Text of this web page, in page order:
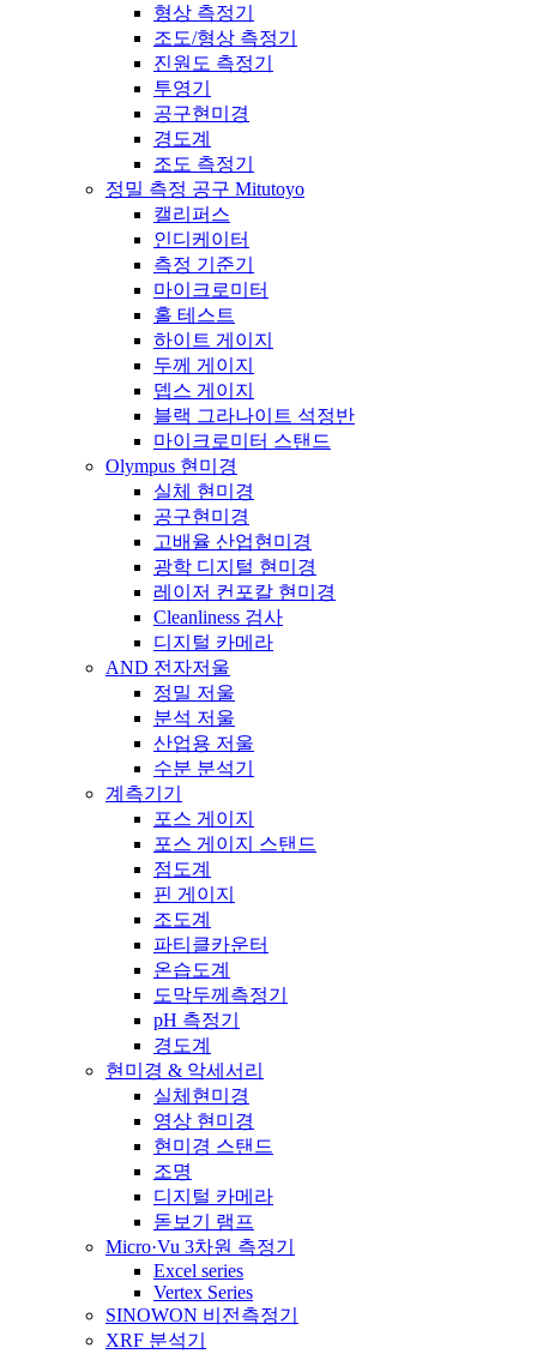
형상 측정기
조도/형상 측정기
진원도 측정기
투영기
공구현미경
경도계
조도 측정기
정밀 측정 공구 Mitutoyo
캘리퍼스
인디케이터
측정 기준기
마이크로미터
홀 테스트
하이트 게이지
두께 게이지
뎁스 게이지
블랙 그라나이트 석정반
마이크로미터 스탠드
Olympus 현미경
실체 현미경
공구현미경
고배율 산업현미경
광학 디지털 현미경
레이저 컨포칼 현미경
Cleanliness 검사
디지털 카메라
AND 전자저울
정밀 저울
분석 저울
산업용 저울
수분 분석기
계측기기
포스 게이지
포스 게이지 스탠드
점도계
핀 게이지
조도계
파티클카운터
온습도계
도막두께측정기
pH 측정기
경도계
현미경 & 악세서리
실체현미경
영상 현미경
현미경 스탠드
조명
디지털 카메라
돋보기 램프
Micro·Vu 3차원 측정기
Excel series
Vertex Series
SINOWON 비전측정기
XRF 분석기